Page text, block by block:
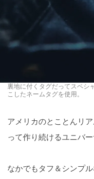
裏地に付くタグだってスペシ
こしたネームタグを使用。
アメリカのとことんリ
って作り続けるユニバ
なかでもタフ＆シンプ